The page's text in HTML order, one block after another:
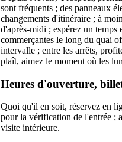
sont fréquents ; des panneaux
changements d'itinéraire ; à
d'après-midi ; espérez un
commerçantes le long du quai
intervalle ; entre les arrêts,
plaît, aimez le moment où les
Heures d'ouverture,
Quoi qu'il en soit, réservez en
pour la vérification de l'entrée ;
visite intérieure.